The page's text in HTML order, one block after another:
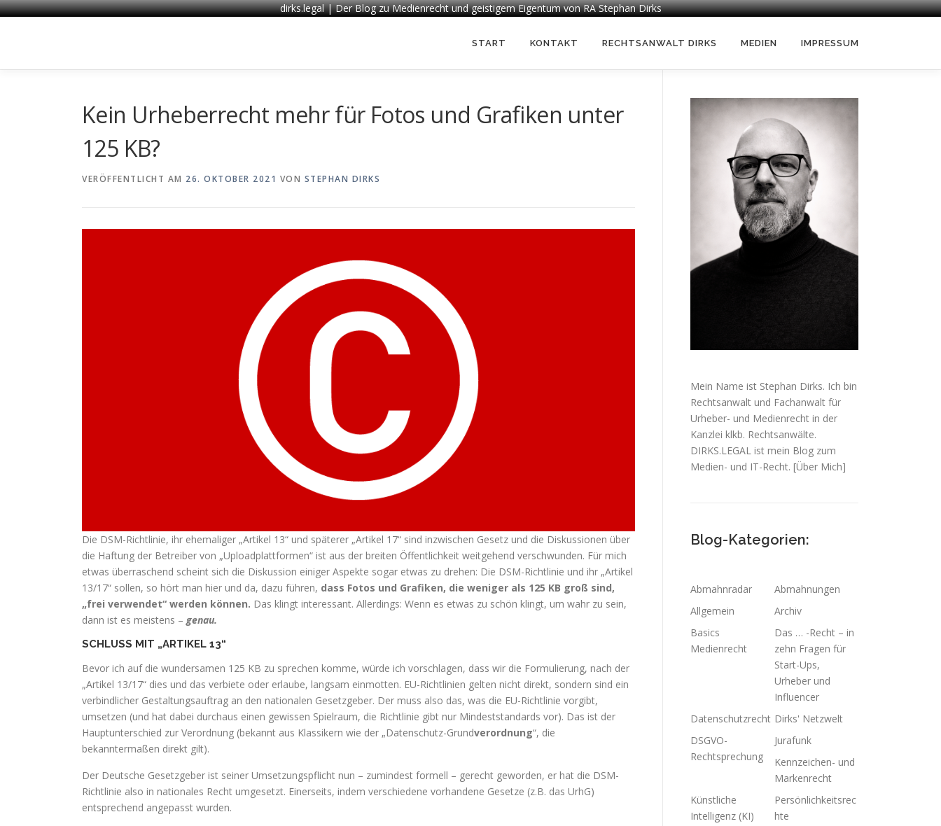
dirks.legal | Der Blog zu Medienrecht und geistigem Eigentum von RA Stephan Dirks
START KONTAKT RECHTSANWALT DIRKS MEDIEN IMPRESSUM
Kein Urheberrecht mehr für Fotos und Grafiken unter
125 KB?
VERÖFFENTLICHT AM 26. OKTOBER 2021 VON STEPHAN DIRKS
Die DSM-Richtlinie, ihr ehemaliger „Artikel 13“ und späterer „Artikel 17“ sind inzwischen Gesetz und die Diskussionen über
die Haftung der Betreiber von „Uploadplattformen“ ist aus der breiten Öffentlichkeit weitgehend verschwunden. Für mich
etwas überraschend scheint sich die Diskussion einiger Aspekte sogar etwas zu drehen: Die DSM-Richtlinie und ihr „Artikel
13/17“ sollen, so hört man hier und da, dazu führen, dass Fotos und Grafiken, die weniger als 125 KB groß sind,
„frei verwendet“ werden können. Das klingt interessant. Allerdings: Wenn es etwas zu schön klingt, um wahr zu sein,
dann ist es meistens – genau.
SCHLUSS MIT „ARTIKEL 13“
Bevor ich auf die wundersamen 125 KB zu sprechen komme, würde ich vorschlagen, dass wir die Formulierung, nach der
„Artikel 13/17“ dies und das verbiete oder erlaube, langsam einmotten. EU-Richtlinien gelten nicht direkt, sondern sind ein
verbindlicher Gestaltungsauftrag an den nationalen Gesetzgeber. Der muss also das, was die EU-Richtlinie vorgibt,
umsetzen (und hat dabei durchaus einen gewissen Spielraum, die Richtlinie gibt nur Mindeststandards vor). Das ist der
Hauptunterschied zur Verordnung (bekannt aus Klassikern wie der „Datenschutz-Grundverordnung“, die
bekanntermaßen direkt gilt).
Der Deutsche Gesetzgeber ist seiner Umsetzungspflicht nun – zumindest formell – gerecht geworden, er hat die DSM-
Richtlinie also in nationales Recht umgesetzt. Einerseits, indem verschiedene vorhandene Gesetze (z.B. das UrhG)
entsprechend angepasst wurden.
Mein Name ist Stephan Dirks. Ich bin
Rechtsanwalt und Fachanwalt für
Urheber- und Medienrecht in der
Kanzlei klkb. Rechtsanwälte.
DIRKS.LEGAL ist mein Blog zum
Medien- und IT-Recht. [Über Mich]
Blog-Kategorien:
Abmahnradar
Abmahnungen
Allgemein
Archiv
Basics
Medienrecht
Das … -Recht – in
zehn Fragen für
Start-Ups,
Urheber und
Influencer
Datenschutzrecht Dirks' Netzwelt
DSGVO-
Rechtsprechung
Jurafunk
Kennzeichen- und
Markenrecht
Künstliche
Intelligenz (KI)
Persönlichkeitsrec
hte